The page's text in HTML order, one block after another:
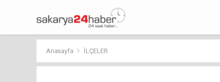
Anasayfa İLÇELER